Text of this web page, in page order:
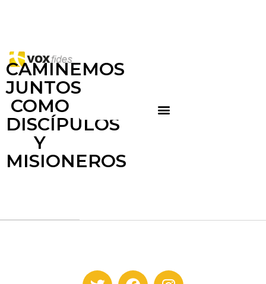
CAMINEMOS
JUNTOS
COMO
DISCÍPULOS
Y
MISIONEROS